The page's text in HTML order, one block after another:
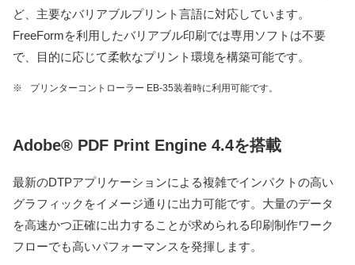
ど、主要なバリアブルプリント言語に対応しています。
FreeFormを利用したバリアブル印刷では専用ソフトは不要
で、目的に応じて柔軟なプリント環境を構築可能です。
※ プリンターコントローラー EB-35装着時に利用可能です。
Adobe® PDF Print Engine 4.4を搭載
最新のDTPアプリケーションによる複雑でインパクトの高い
グラフィックをイメージ通りに出力可能です。大量のデータ
を高速かつ正確に出力することが求められる印刷制作ワーク
フローでも高いパフォーマンスを発揮します。